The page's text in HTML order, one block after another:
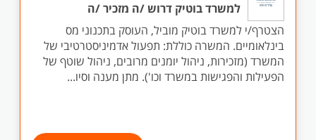
למשרד בוטיק דרוש /ה מזכיר /ה
הצטרף/י למשרד בוטיק מוביל, העוסק בתכנוני מס
בינלאומיים. המשרה כוללת: תפעול אדמיניסטרטיבי של
המשרד (מזכירות, ניהול יומנים מרובים, ניהול שוטף של
הפעילות והפגישות במשרד וכו'). מתן מענה וסיו...